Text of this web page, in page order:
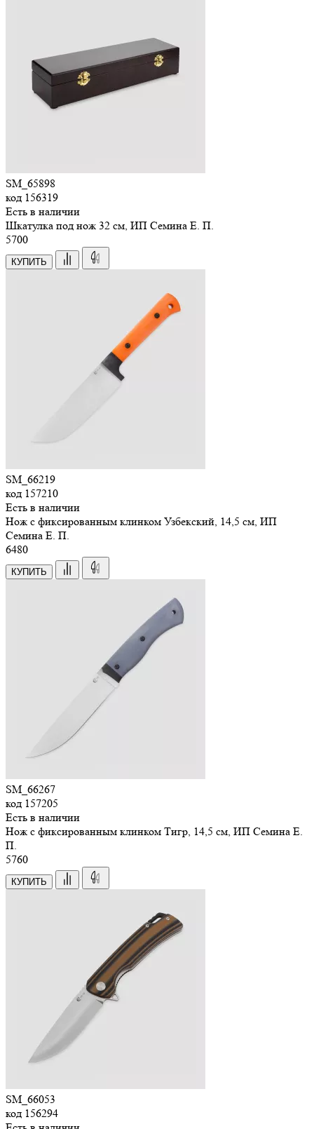
SM_65898
код 156319
Есть в наличии
Шкатулка под нож 32 см, ИП Семина Е. П.
5700
КУПИТЬ
SM_66219
код 157210
Есть в наличии
Нож с фиксированным клинком Узбекский, 14,5 см, ИП
Семина Е. П.
6480
КУПИТЬ
SM_66267
код 157205
Есть в наличии
Нож с фиксированным клинком Тигр, 14,5 см, ИП Семина Е.
П.
5760
КУПИТЬ
SM_66053
код 156294